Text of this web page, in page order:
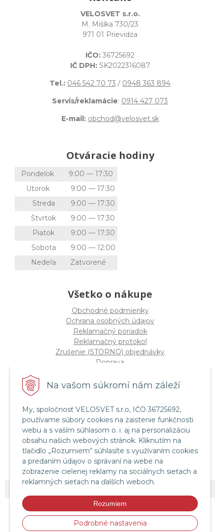
Na vašom súkromí nám záleží
My, spoločnosť VELOSVET s.r.o, IČO 36725692,
používame súbory cookies na zaistenie funkčnosti
webu a s vaším súhlasom o. i. aj na personalizáciu
obsahu našich webových stránok. Kliknutím na
tlačidlo „Rozumiem“ súhlasíte s využívaním cookies
a predaním údajov o správaní na webe na
zobrazenie cielenej reklamy na sociálnych sieťach a
reklamných sieťach na ďalších weboch.
Rozumiem
Podrobné nastavenia
VELOSVET s.r.o.
M. Mišíka 730/23
971 01 Prievidza
IČO: 36725692
IČ DPH: SK2022316087
Tel.: 046 542 70 73 / 0948 363 894
Servis/reklamácie: 0914 427 073
E-mail: obchod@velosvet.sk
Otváracie hodiny
Pondelok
9:00 — 17:30
Utorok
9:00 — 17:30
Streda
9:00 — 17:30
Štvrtok
9:00 — 17:30
Piatok
9:00 — 17:30
Sobota
9:00 — 12:00
Nedeľa
Zatvorené
Všetko o nákupe
Obchodné podmienky
Ochrana osobných údajov
Reklamačný poriadok
Reklamačný protokol
Zrušenie (STORNO) objednávky
Doprava
Štatút súťaže "Vianoce 2025"
Servis a služby
Servis bicyklov a elektrobicyklov
Retül Bike Fit
Instagram Velosvet
Facebook Velosvet